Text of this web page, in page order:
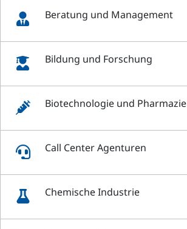
 Beratung und Management
 Bildung und Forschung
 Biotechnologie und Pharmazie
 Call Center Agenturen
 Chemische Industrie